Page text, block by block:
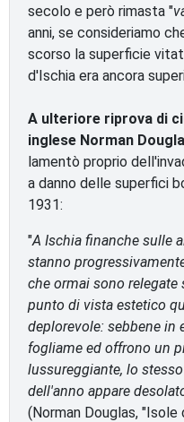
secolo e però rimasta "
anni, se consideriamo
scorso la superficie
d'Ischia era ancora
A ulteriore riprova di
inglese Norman
lamentò proprio
a danno delle superfici
1931:
"A Ischia finanche sulle
stanno
che ormai sono
punto di vista estetico
deplorevole: sebbene in
fogliame ed offrono un
lussureggiante, lo
dell'anno appare
(Norman Douglas,